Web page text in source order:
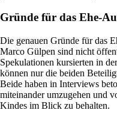
Gründe für das Ehe-
Die genauen Gründe für das
Marco Gülpen sind nicht
Spekulationen kursierten in
können nur die beiden
Beide haben in Interviews
miteinander umzugehen und
Kindes im Blick zu behalten.